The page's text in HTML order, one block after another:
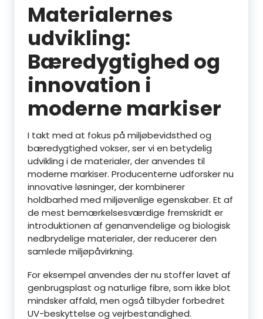
Materialernes
udvikling:
Bæredygtighed og
innovation i
moderne markiser
I takt med at fokus på miljøbevidsthed og
bæredygtighed vokser, ser vi en betydelig
udvikling i de materialer, der anvendes til
moderne markiser. Producenterne udforsker nu
innovative løsninger, der kombinerer
holdbarhed med miljøvenlige egenskaber. Et af
de mest bemærkelsesværdige fremskridt er
introduktionen af genanvendelige og biologisk
nedbrydelige materialer, der reducerer den
samlede miljøpåvirkning.
For eksempel anvendes der nu stoffer lavet af
genbrugsplast og naturlige fibre, som ikke blot
mindsker affald, men også tilbyder forbedret
UV-beskyttelse og vejrbestandighed.